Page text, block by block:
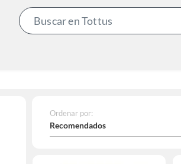
Ordenar por:
Recomendados